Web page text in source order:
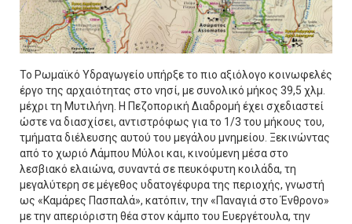
Το Ρωμαϊκό Υδραγωγείο υπήρξε το πιο αξιόλογο κοινωφελές
έργο της αρχαιότητας στο νησί, με συνολικό μήκος 39,5 χλμ.
μέχρι τη Μυτιλήνη. Η Πεζοπορική Διαδρομή έχει σχεδιαστεί
ώστε να διασχίσει, αντιστρόφως για το 1/3 του μήκους του,
τμήματα διέλευσης αυτού του μεγάλου μνημείου. Ξεκινώντας
από το χωριό Λάμπου Μύλοι και, κινούμενη μέσα στο
λεσβιακό ελαιώνα, συναντά σε πευκόφυτη κοιλάδα, τη
μεγαλύτερη σε μέγεθος υδατογέφυρα της περιοχής, γνωστή
ως «Καμάρες Πασπαλά», κατόπιν, την «Παναγιά στο Ένθρονο»
με την απεριόριστη θέα στον κάμπο του Ευεργέτουλα, την